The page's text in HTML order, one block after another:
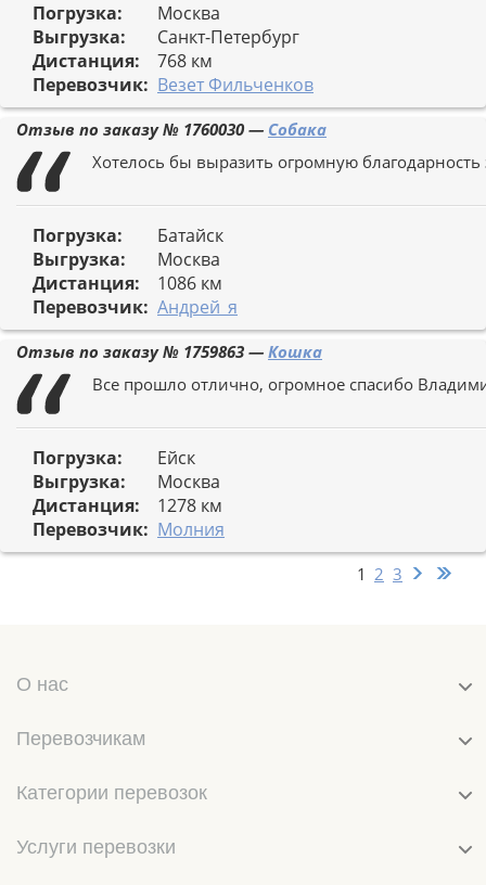
Погрузка:
Москва
Выгрузка:
Санкт-Петербург
Дистанция:
768 км
Перевозчик: Везет Фильченков
Отзыв по заказу № 1760030 — Собака
Хотелось бы выразить огромную
Погрузка:
Батайск
Выгрузка:
Москва
Дистанция:
1086 км
Перевозчик: Андрей_я
Отзыв по заказу № 1759863 — Кошка
Все прошло отлично, огромное спасибо
Погрузка:
Ейск
Выгрузка:
Москва
Дистанция:
1278 км
Перевозчик: Mолния
1 2 3
О нас
Перевозчикам
Категории перевозок
Услуги перевозки